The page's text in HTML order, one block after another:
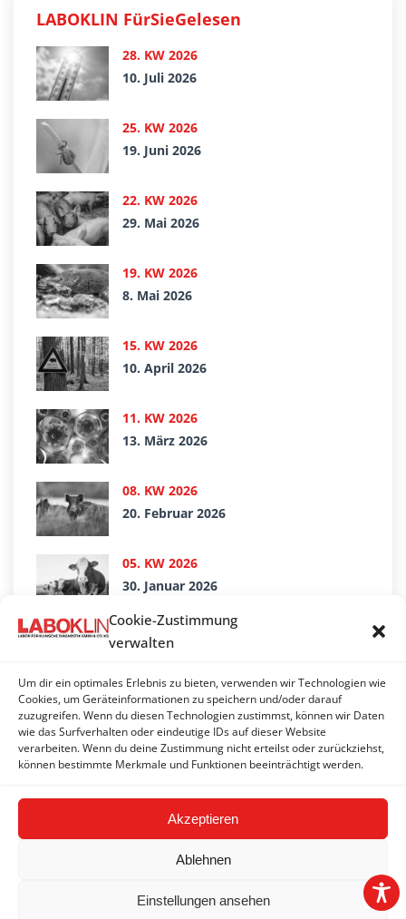
Cookie-Zustimmung
verwalten
Um dir ein optimales Erlebnis zu bieten, verwenden wir Technologien wie
Cookies, um Geräteinformationen zu speichern und/oder darauf
zuzugreifen. Wenn du diesen Technologien zustimmst, können wir Daten
wie das Surfverhalten oder eindeutige IDs auf dieser Website
verarbeiten. Wenn du deine Zustimmung nicht erteilst oder zurückziehst,
können bestimmte Merkmale und Funktionen beeinträchtigt werden.
Akzeptieren
Ablehnen
Einstellungen ansehen
LABOKLIN FürSieGelesen
28. KW 2026
10. Juli 2026
25. KW 2026
19. Juni 2026
22. KW 2026
29. Mai 2026
19. KW 2026
8. Mai 2026
15. KW 2026
10. April 2026
11. KW 2026
13. März 2026
08. KW 2026
20. Februar 2026
05. KW 2026
30. Januar 2026
02. KW 2026
51. KW 2025
19. Dezember 2025